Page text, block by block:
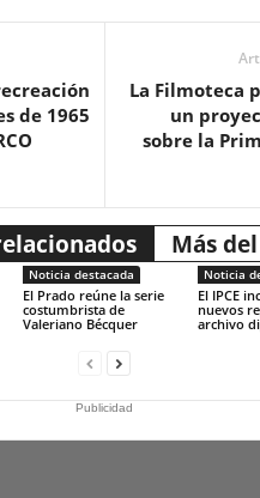
de 1965
La Filmoteca
un
sobre la
Más
Noticia destacada
El Prado reúne la serie
costumbrista de
Valeriano Bécquer
Noticia
El IPCE
nuevos
archivo
Publicidad